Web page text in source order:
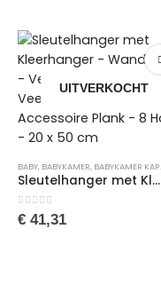
UITVERKOCHT
BABY, BABYKAMER, BABYKAMER KAPSTOKKEN
Sleutelhanger met Kleerhanger – Wandplank – Veelzijdige Wandplank – Veelzijdige Hanger – Accessoire Plank – 8 Haken – 20 x 50 cm
0van de 5
€ 41,31